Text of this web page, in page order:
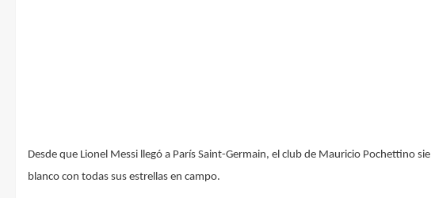
Desde que Lionel Messi llegó a París Saint-Germain, el club de Mauricio Pochettino
blanco con todas sus estrellas en campo.